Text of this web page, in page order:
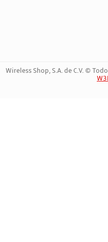
Wireless Shop, S.A. de C.V. ©